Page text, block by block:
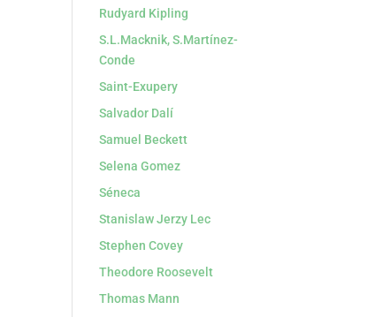
Rudyard Kipling
S.L.Macknik, S.Martínez-
Conde
Saint-Exupery
Salvador Dalí
Samuel Beckett
Selena Gomez
Séneca
Stanislaw Jerzy Lec
Stephen Covey
Theodore Roosevelt
Thomas Mann